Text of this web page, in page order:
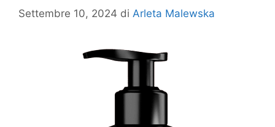
Settembre 10, 2024 di Arleta Malewska